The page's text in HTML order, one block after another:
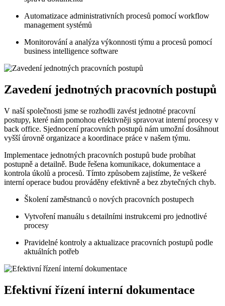
Automatizace administrativních procesů pomocí workflow
management systémů
Monitorování a analýza výkonnosti týmu a procesů pomocí
business intelligence software
Zavedení jednotných pracovních postupů
V naší společnosti jsme se rozhodli zavést jednotné pracovní
postupy, které nám pomohou efektivněji spravovat interní procesy v
back office. Sjednocení pracovních postupů nám umožní dosáhnout
vyšší úrovně organizace a koordinace práce v našem týmu.
Implementace jednotných pracovních postupů bude probíhat
postupně a detailně. Bude řešena komunikace, dokumentace a
kontrola úkolů a procesů. Tímto způsobem zajistíme, že veškeré
interní operace budou prováděny efektivně a bez zbytečných chyb.
Školení zaměstnanců o nových pracovních postupech
Vytvoření manuálu s detailními instrukcemi pro jednotlivé
procesy
Pravidelné kontroly a aktualizace pracovních postupů podle
aktuálních potřeb
Efektivní řízení interní dokumentace